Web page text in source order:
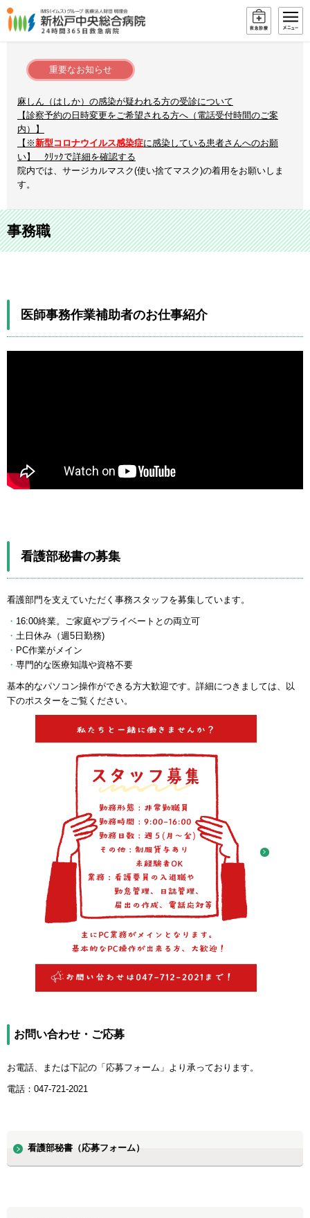
重要なお知らせ
麻しん（はしか）の感染が疑われる方の受診について
【診察予約の日時変更をご希望される方へ（電話受付時間のご案
内）】
【※新型コロナウイルス感染症に感染している患者さんへのお願
い】 ｸﾘｯｸで詳細を確認する
院内では、サージカルマスク(使い捨てマスク)の着用をお願いしま
す。
事務職
医師事務作業補助者のお仕事紹介
看護部秘書の募集
看護部門を支えていただく事務スタッフを募集しています。
16:00終業。ご家庭やプライベートとの両立可
土日休み（週5日勤務)
PC作業がメイン
専門的な医療知識や資格不要
基本的なパソコン操作ができる方大歓迎です。詳細につきましては、以
下のポスターをご覧ください。
お問い合わせ・ご応募
お電話、または下記の「応募フォーム」より承っております。
電話：047-721-2021
看護部秘書（応募フォーム）